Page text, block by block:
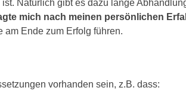
Natürlich gibt es dazu lange
mich nach meinen persönlichen
am Ende zum Erfolg führen.
vorhanden sein, z.B. dass: